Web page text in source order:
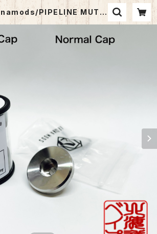
PIPELINE MUTE
Pure TopCap | vapehok